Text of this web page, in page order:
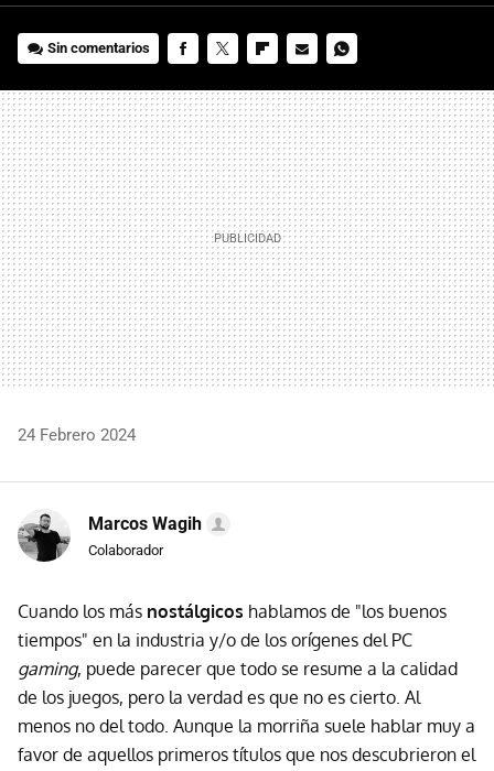
Sin comentarios
MAIL
24 Febrero 2024
Marcos Wagih
Colaborador
Cuando los más nostálgicos hablamos de "los buenos
tiempos" en la industria y/o de los orígenes del PC
gaming, puede parecer que todo se resume a la calidad
de los juegos, pero la verdad es que no es cierto. Al
menos no del todo. Aunque la morriña suele hablar muy a
favor de aquellos primeros títulos que nos descubrieron el